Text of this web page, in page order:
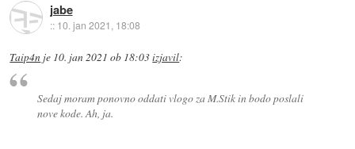
jabe
:: 10. jan 2021, 18:08
Taip4n je 10. jan 2021 ob 18:03izjavil:
Sedaj moram ponovno oddati vlogo za M.Stik in bodo poslali
nove kode. Ah, ja.